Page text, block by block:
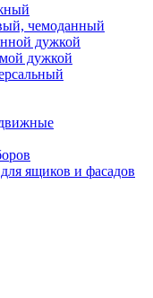
чемоданный
дужкой
дужкой
ящиков и фасадов